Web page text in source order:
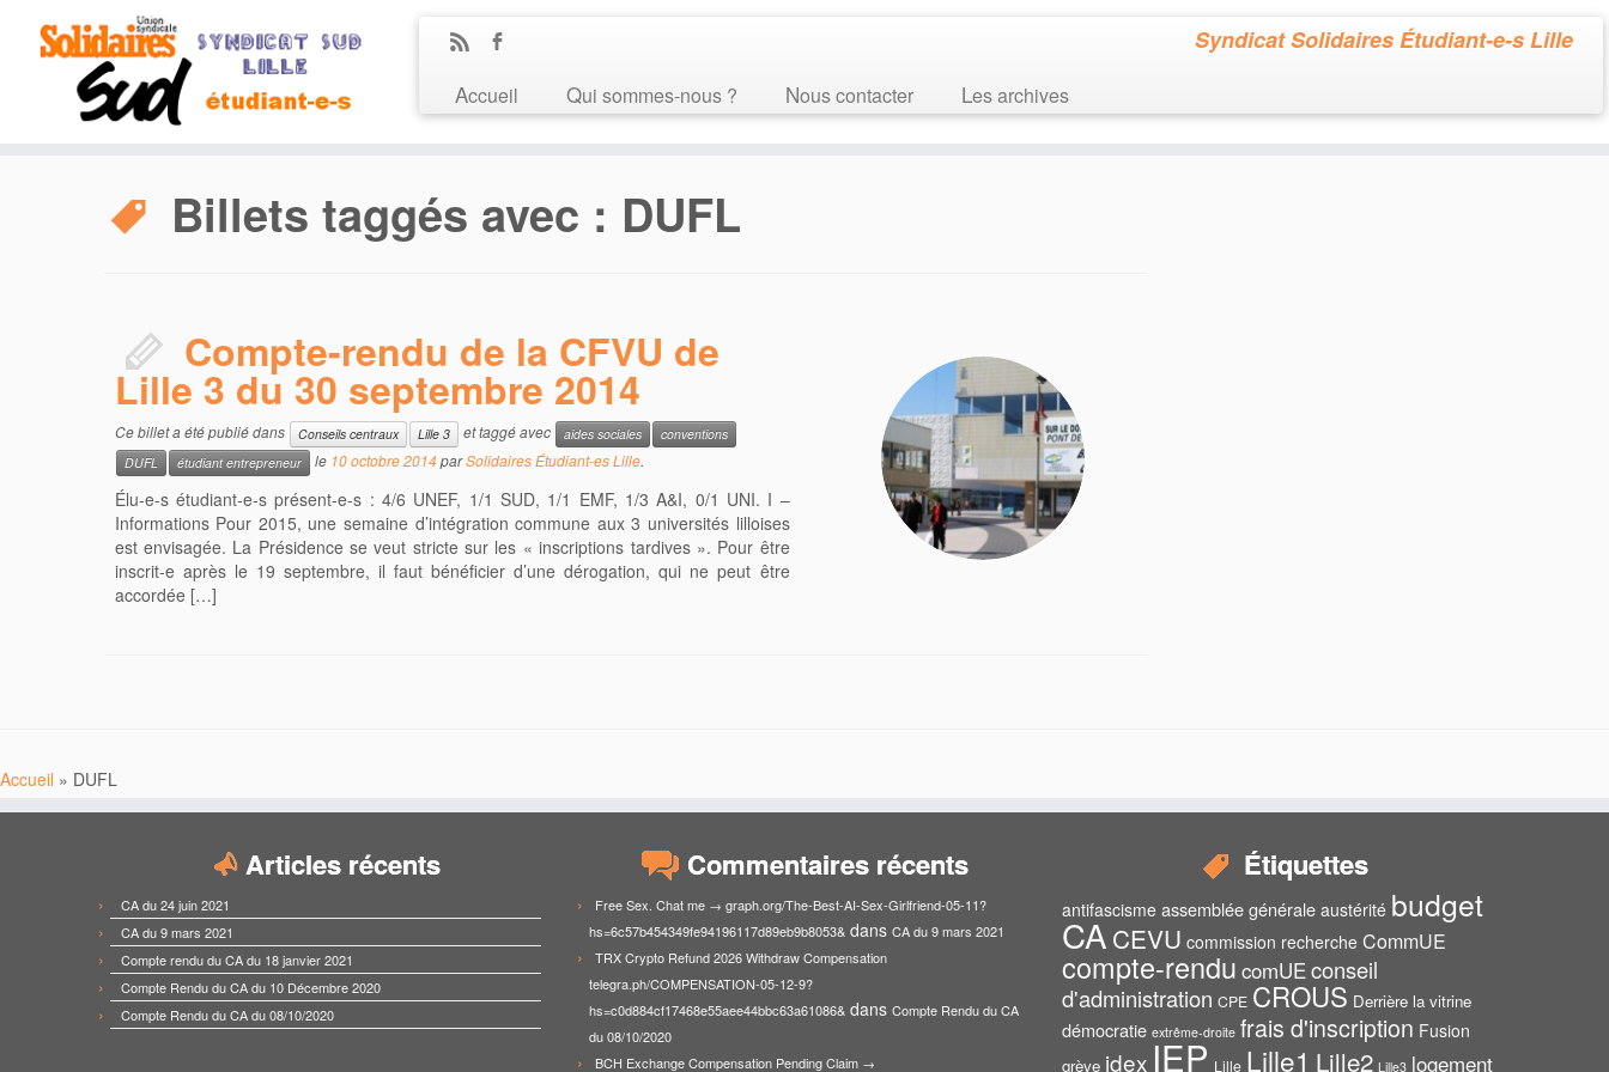
Syndicat Solidaires Étudiant-e-s Lille
Accueil Qui sommes-nous ? Nous contacter Les archives
Billets taggés avec : DUFL
Compte-rendu de la CFVU de
Lille 3 du 30 septembre 2014
Ce billet a été publié dans Conseils centraux Lille 3 et taggé avec aides sociales
conventions
DUFL
étudiant entrepreneur le 10 octobre 2014parSolidaires Étudiant-es Lille.
Élu-e-s étudiant-e-s présent-e-s : 4/6 UNEF, 1/1 SUD, 1/1 EMF, 1/3 A&I, 0/1 UNI. I –
Informations Pour 2015, une semaine d’intégration commune aux 3 universités lilloises
est envisagée. La Présidence se veut stricte sur les « inscriptions tardives ». Pour être
inscrit-e après le 19 septembre, il faut bénéficier d’une dérogation, qui ne peut être
accordée […]
Accueil » DUFL
Articles récents
CA du 24 juin 2021
CA du 9 mars 2021
Compte rendu du CA du 18 janvier 2021
Compte Rendu du CA du 10 Décembre 2020
Compte Rendu du CA du 08/10/2020
Commentaires récents
Free Sex. Chat me → graph.org/The-Best-AI-Sex-Girlfriend-05-11?
hs=6c57b454349fe94196117d89eb9b8053& dans CA du 9 mars 2021
TRX Crypto Refund 2026 Withdraw Compensation
telegra.ph/COMPENSATION-05-12-9?
hs=c0d884cf17468e55aee44bbc63a61086& dans Compte Rendu du CA
du 08/10/2020
BCH Exchange Compensation Pending Claim →
Étiquettes
antifascisme assemblée générale austérité budget
CA CEVU commission recherche CommUE
compte-rendu comUEconseil
d'administration CPE CROUS Derrière la vitrine
démocratie extrême-droite frais d'inscription Fusion
grève idex IEP Lille Lille1 Lille2 Lille3 logement